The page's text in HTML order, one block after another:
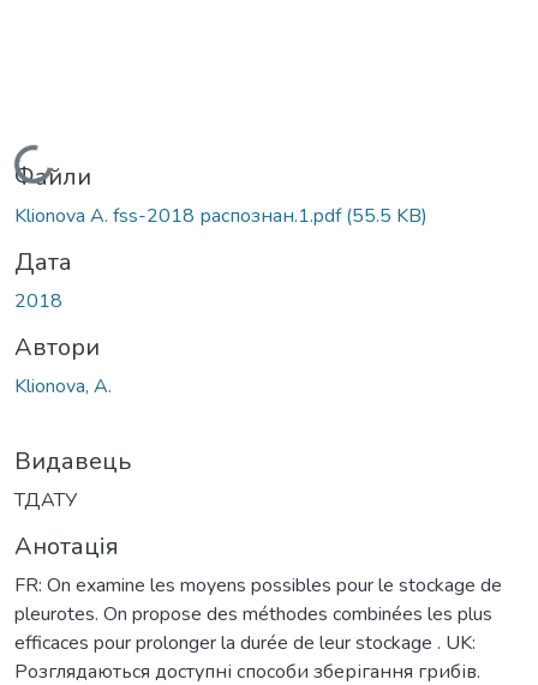
Вантажиться...
Файли
Klionova A. fss-2018 распознан.1.pdf(55.5 KB)
Дата
2018
Автори
Klionova, A.
Видавець
ТДАТУ
Анотація
FR: On examine les moyens possibles pour le stockage de
pleurotes. On propose des méthodes combinées les plus
efficaces pour prolonger la durée de leur stockage . UK:
Розглядаються доступні способи зберігання грибів.